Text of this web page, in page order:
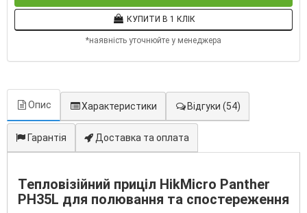
КУПИТИ В 1 КЛІК
*наявність уточнюйте у менеджера
Опис Характеристики Відгуки (54)
Гарантія Доставка та оплата
Тепловізійний приціл HikMicro Panther
PH35L для полювання та спостереження